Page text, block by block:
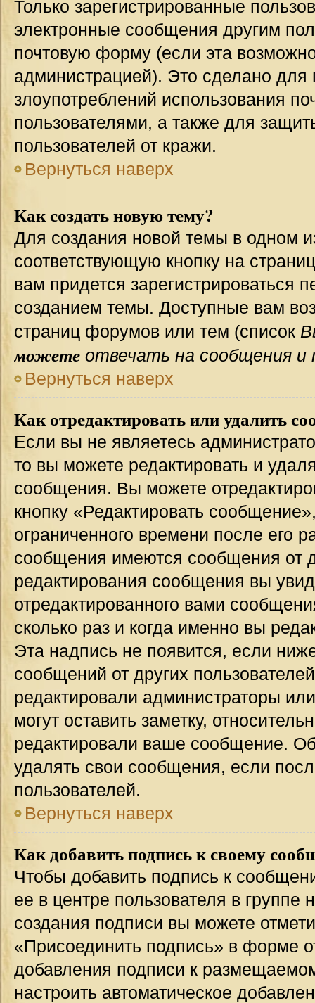
Только зарегистрированные
электронные сообщения другим
почтовую форму (если эта
администрацией). Это сделано для
злоупотреблений использования
пользователями, а также для
пользователей от кражи.
Вернуться наверх
Как создать новую тему?
Для создания новой темы в одном
соответствующую кнопку на
вам придется зарегистрироваться
созданием темы. Доступные вам
страниц форумов или тем (список
можете отвечать на сообщения и
Вернуться наверх
Как отредактировать или удалить
Если вы не являетесь
то вы можете редактировать и
сообщения. Вы можете
кнопку «Редактировать
ограниченного времени после его
сообщения имеются сообщения от
редактирования сообщения вы
отредактированного вами
сколько раз и когда именно вы
Эта надпись не появится, если
сообщений от других
редактировали администраторы
могут оставить заметку,
редактировали ваше сообщение.
удалять свои сообщения, если
пользователей.
Вернуться наверх
Как добавить подпись к своему
Чтобы добавить подпись к
ее в центре пользователя в
создания подписи вы можете
«Присоединить подпись» в форме
добавления подписи к
настроить автоматическое